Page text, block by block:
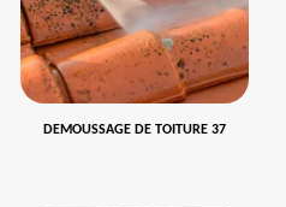
DEMOUSSAGE DE TOITURE 37